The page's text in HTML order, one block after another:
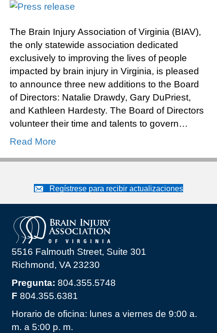
of
Virginia
Welcomes
New
Members
to
Board
of
The Brain Injury Association of Virginia (BIAV),
the only statewide association dedicated
exclusively to improving the lives of people
impacted by brain injury in Virginia, is pleased
to announce three new additions to the Board
of Directors: Natalie Drawdy, Gary DuPriest,
and Kathleen Hardesty. The Board of Directors
volunteer their time and talents to govern…
Read More
Regístrese para recibir actualizaciones
5516 Falmouth Street, Suite 301
Richmond, VA 23230
Pregunta: 804.355.5748
F 804.355.6381
Horario de oficina: lunes a viernes de 9:00 a.
m. a 5:00 p. m.